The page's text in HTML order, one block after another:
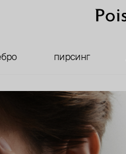
пирсинг